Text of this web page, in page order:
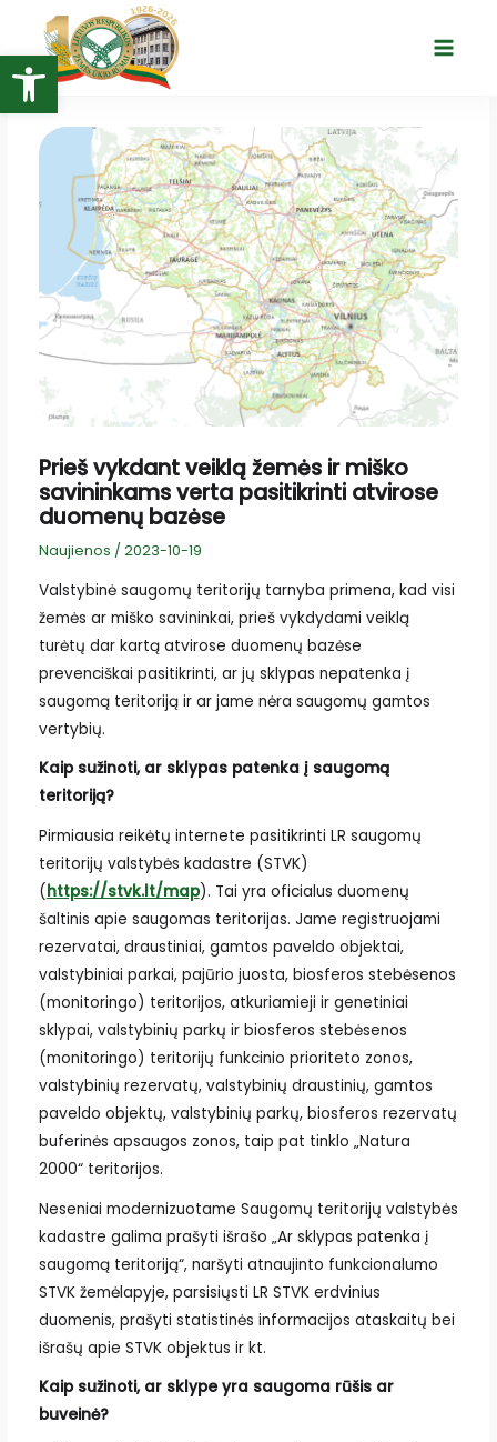
Open toolbar
turinio
Main
Prieš vykdant veiklą žemės ir miško
savininkams verta pasitikrinti atvirose
duomenų bazėse
Naujienos / 2023-10-19
Valstybinė saugomų teritorijų tarnyba primena, kad visi
žemės ar miško savininkai, prieš vykdydami veiklą
turėtų dar kartą atvirose duomenų bazėse
prevenciškai pasitikrinti, ar jų sklypas nepatenka į
saugomą teritoriją ir ar jame nėra saugomų gamtos
vertybių.
Kaip sužinoti, ar sklypas patenka į saugomą
teritoriją?
Pirmiausia reikėtų internete pasitikrinti LR saugomų
teritorijų valstybės kadastre (STVK)
(https://stvk.lt/map). Tai yra oficialus duomenų
šaltinis apie saugomas teritorijas. Jame registruojami
rezervatai, draustiniai, gamtos paveldo objektai,
valstybiniai parkai, pajūrio juosta, biosferos stebėsenos
(monitoringo) teritorijos, atkuriamieji ir genetiniai
sklypai, valstybinių parkų ir biosferos stebėsenos
(monitoringo) teritorijų funkcinio prioriteto zonos,
valstybinių rezervatų, valstybinių draustinių, gamtos
paveldo objektų, valstybinių parkų, biosferos rezervatų
buferinės apsaugos zonos, taip pat tinklo „Natura
2000“ teritorijos.
Neseniai modernizuotame Saugomų teritorijų valstybės
kadastre galima prašyti išrašo „Ar sklypas patenka į
saugomą teritoriją“, naršyti atnaujinto funkcionalumo
STVK žemėlapyje, parsisiųsti LR STVK erdvinius
duomenis, prašyti statistinės informacijos ataskaitų bei
išrašų apie STVK objektus ir kt.
Kaip sužinoti, ar sklype yra saugoma rūšis ar
buveinė?